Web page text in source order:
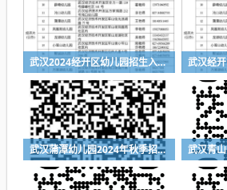
武汉2024经开区幼儿园招生入园指南
武汉蒲潭幼儿园2024年秋季招生公告（附报名时间+报名入口）